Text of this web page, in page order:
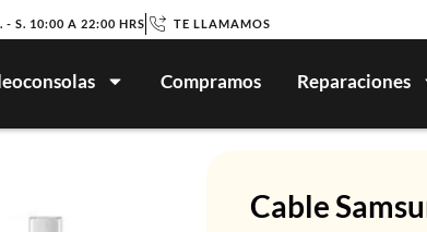
- S. 10:00 A 22:00 HRS TE LLAMAMOS
Compramos Reparaciones
Cable